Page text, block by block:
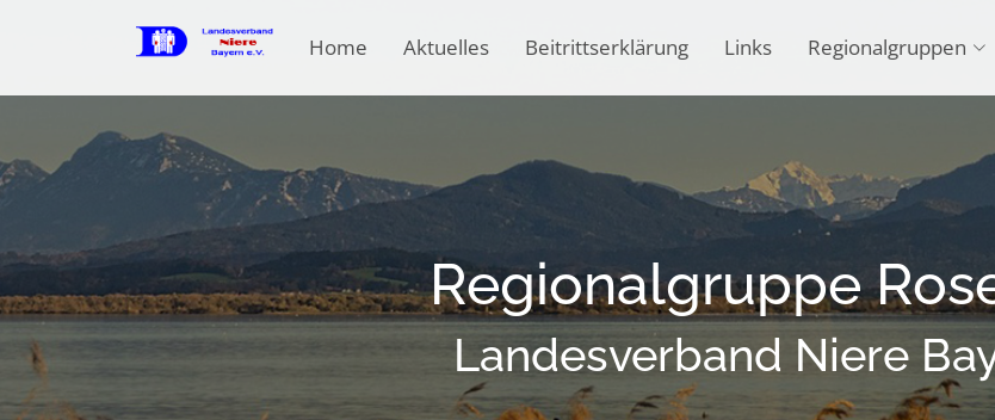
Home Aktuelles Beitrittserklärung Links Regionalgruppen
Regionalgruppe
Landesverband Niere